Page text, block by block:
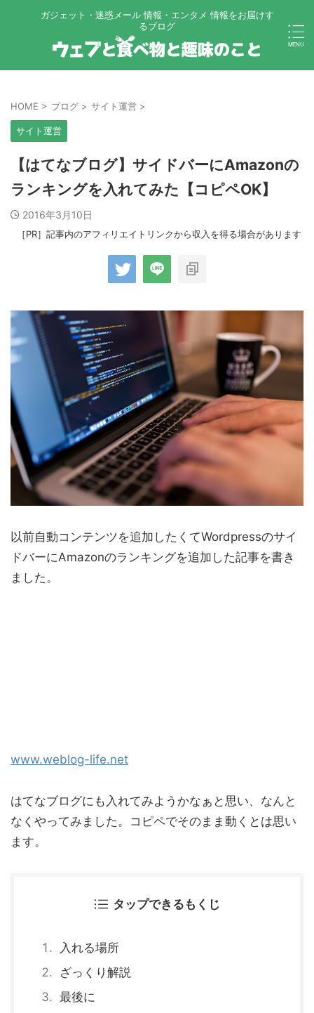
ガジェット・迷惑メール 情報・エンタメ 情報をお届けす
るブログ
HOME > ブログ > サイト運営 >
サイト運営
【はてなブログ】サイドバーにAmazonの
ランキングを入れてみた【コピペOK】
2016年3月10日
［PR］記事内のアフィリエイトリンクから収入を得る場合があります
以前自動コンテンツを追加したくてWordpressのサイ
ドバーにAmazonのランキングを追加した記事を書き
ました。
www.weblog-life.net
はてなブログにも入れてみようかなぁと思い、なんと
なくやってみました。コピペでそのまま動くとは思い
ます。
タップできるもくじ
入れる場所
ざっくり解説
最後に